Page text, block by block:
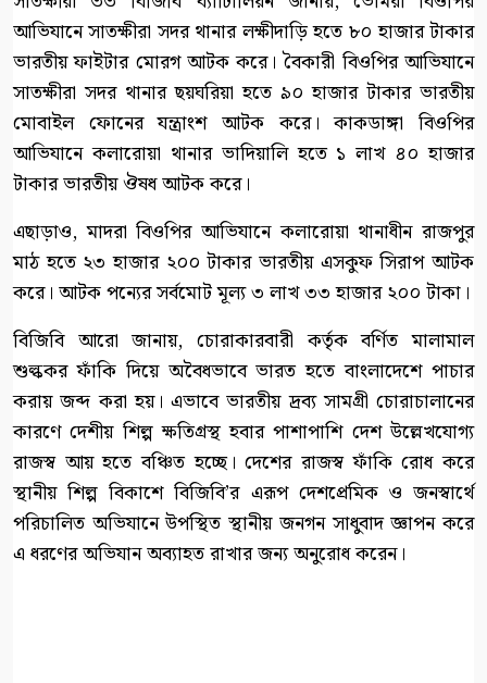
আভিযানে সাতক্ষীরা সদর থানার লক্ষীদাড়ি হতে ৮০ হাজার টাকার
ভারতীয় ফাইটার মোরগ আটক করে। বৈকারী বিওপির আভিযানে
সাতক্ষীরা সদর থানার ছয়ঘরিয়া হতে ৯০ হাজার টাকার ভারতীয়
মোবাইল ফোনের যন্ত্রাংশ আটক করে। কাকডাঙ্গা বিওপির
আভিযানে কলারোয়া থানার ভাদিয়ালি হতে ১ লাখ ৪০ হাজার
টাকার ভারতীয় ঔষধ আটক করে।
এছাড়াও, মাদরা বিওপির আভিযানে কলারোয়া থানাধীন রাজপুর
মাঠ হতে ২৩ হাজার ২০০ টাকার ভারতীয় এসকুফ সিরাপ আটক
করে। আটক পন্যের সর্বমোট মূল্য ৩ লাখ ৩৩ হাজার ২০০ টাকা।
বিজিবি আরো জানায়, চোরাকারবারী কর্তৃক বর্ণিত মালামাল
শুল্ককর ফাঁকি দিয়ে অবৈধভাবে ভারত হতে বাংলাদেশে পাচার
করায় জব্দ করা হয়। এভাবে ভারতীয় দ্রব্য সামগ্রী চোরাচালানের
কারণে দেশীয় শিল্প ক্ষতিগ্রস্থ হবার পাশাপাশি দেশ উল্লেখযোগ্য
রাজস্ব আয় হতে বঞ্চিত হচ্ছে। দেশের রাজস্ব ফাঁকি রোধ করে
স্থানীয় শিল্প বিকাশে বিজিবি’র এরূপ দেশপ্রেমিক ও জনস্বার্থে
পরিচালিত অভিযানে উপস্থিত স্থানীয় জনগন সাধুবাদ জ্ঞাপন করে
এ ধরণের অভিযান অব্যাহত রাখার জন্য অনুরোধ করেন।